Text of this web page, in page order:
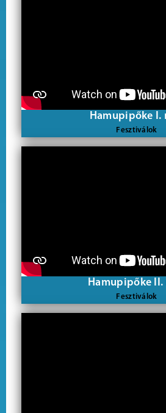
Hamupipőke I.
Fesztiválok
Hamupipőke II.
Fesztiválok